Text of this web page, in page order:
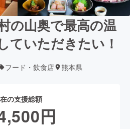
の山奥で最高の温
ていただきたい！
フード・飲食店 熊本県
の支援総額
円